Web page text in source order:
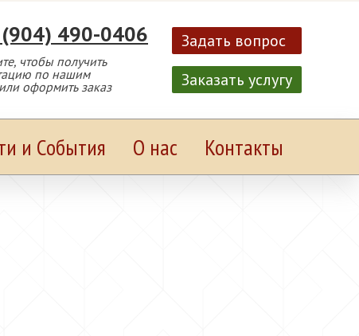
Задать вопрос
Заказать услугу
490-0406
чтобы получить
по нашим
оформить заказ
и События О нас Контакты